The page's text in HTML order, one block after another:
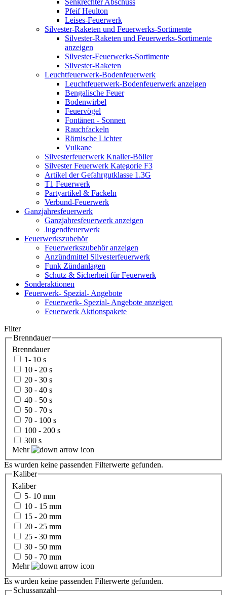
Pfeif Heulton
Leises-Feuerwerk
Silvester-Raketen und Feuerwerks-Sortimente
Silvester-Raketen und Feuerwerks-Sortimente
anzeigen
Silvester-Feuerwerks-Sortimente
Silvester-Raketen
Leuchtfeuerwerk-Bodenfeuerwerk
Leuchtfeuerwerk-Bodenfeuerwerk anzeigen
Bengalische Feuer
Bodenwirbel
Feuervögel
Fontänen - Sonnen
Rauchfackeln
Römische Lichter
Vulkane
Silvesterfeuerwerk Knaller-Böller
Silvester Feuerwerk Kategorie F3
Artikel der Gefahrgutklasse 1.3G
T1 Feuerwerk
Partyartikel & Fackeln
Verbund-Feuerwerk
Ganzjahresfeuerwerk
Ganzjahresfeuerwerk anzeigen
Jugendfeuerwerk
Feuerwerkszubehör
Feuerwerkszubehör anzeigen
Anzündmittel Silvesterfeuerwerk
Funk Zündanlagen
Schutz & Sicherheit für Feuerwerk
Sonderaktionen
Feuerwerk- Spezial- Angebote
Feuerwerk- Spezial- Angebote anzeigen
Feuerwerk Aktionspakete
Filter
Brenndauer
Brenndauer
1- 10 s
10 - 20 s
20 - 30 s
30 - 40 s
40 - 50 s
50 - 70 s
70 - 100 s
100 - 200 s
300 s
Mehr
Es wurden keine passenden Filterwerte gefunden.
Kaliber
Kaliber
5- 10 mm
10 - 15 mm
15 - 20 mm
20 - 25 mm
25 - 30 mm
30 - 50 mm
50 - 70 mm
Mehr
Es wurden keine passenden Filterwerte gefunden.
Schussanzahl